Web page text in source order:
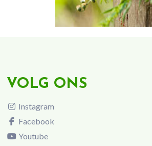
VOLG ONS
Instagram
Facebook
Youtube